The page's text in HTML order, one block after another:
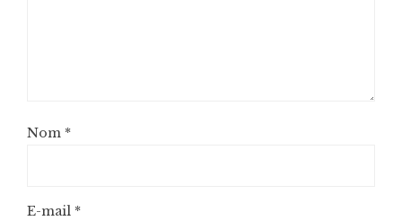
Nom *
E-mail *